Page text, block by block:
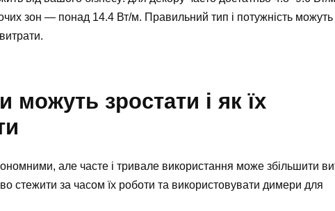
зон — понад 14.4 Вт/м. Правильний тип і потужність можуть
можуть зростати і як їх
але часте і тривале використання може збільшити
стежити за часом їх роботи та використовувати димери для